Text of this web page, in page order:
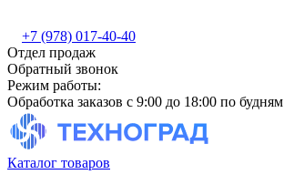
+7 (978) 017-40-40
Отдел продаж
Обратный звонок
Режим работы:
Обработка заказов с 9:00 до 18:00 по будням
Каталог товаров